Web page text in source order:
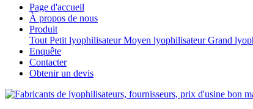
Page d'accueil
À propos de nous
Produit
Tout Petit lyophilisateur Moyen lyophilisateur Grand
Enquête
Contacter
Obtenir un devis